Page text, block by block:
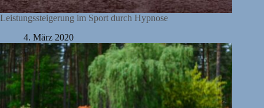
Leistungssteigerung im Sport durch Hypnose
4. März 2020